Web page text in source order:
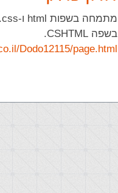
בשפה CSHTML.
Dodo12115/page.html